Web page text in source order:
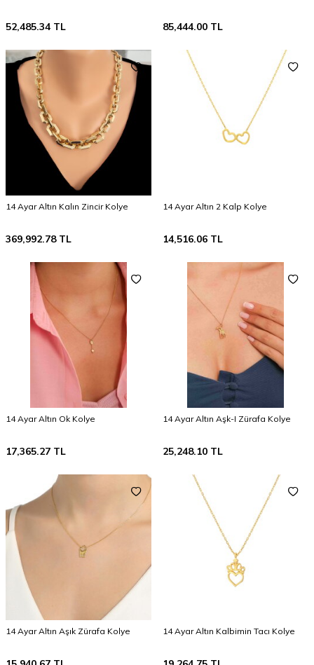
52,485.34 TL 85,444.00 TL
14 Ayar Altın Kalın Zincir Kolye
369,992.78TL
14 Ayar Altın 2 Kalp Kolye
14,516.06 TL
14 Ayar Altın Ok Kolye
17,365.27 TL
14 Ayar Altın Aşk-I Zürafa Kolye
25,248.10 TL
14 Ayar Altın Aşık Zürafa Kolye 14 Ayar Altın Kalbimin Tacı Kolye